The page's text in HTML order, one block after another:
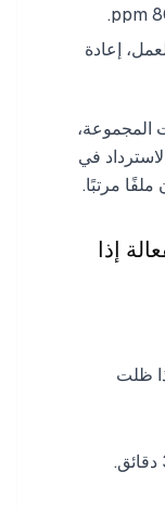
إعادة
المجموعة،
في
إذا
ظلت
شطف بمياه عذبة مع تمايل لطيف 2–3 دقائق.